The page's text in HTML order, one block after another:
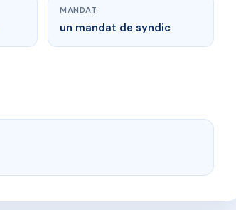
MANDAT
un mandat de syndic